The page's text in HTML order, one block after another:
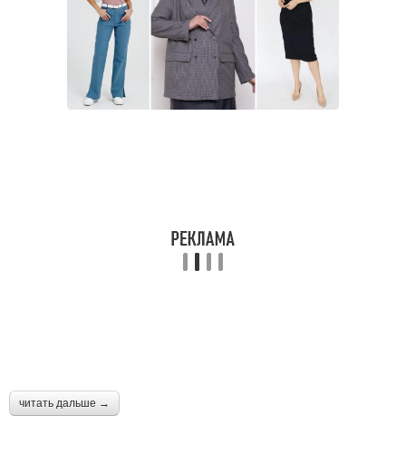
читать дальше →